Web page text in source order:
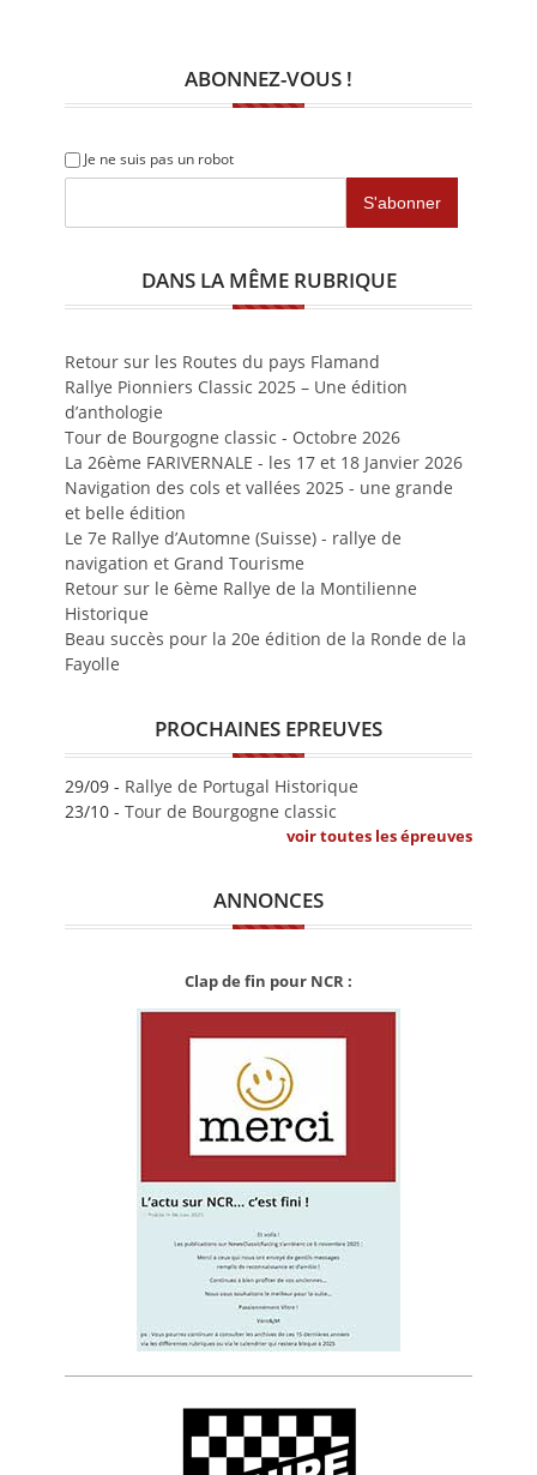
ABONNEZ-VOUS !
Je ne suis pas un robot
DANS LA MÊME RUBRIQUE
Retour sur les Routes du pays Flamand
Rallye Pionniers Classic 2025 – Une édition
d’anthologie
Tour de Bourgogne classic - Octobre 2026
La 26ème FARIVERNALE - les 17 et 18 Janvier 2026
Navigation des cols et vallées 2025 - une grande
et belle édition
Le 7e Rallye d’Automne (Suisse) - rallye de
navigation et Grand Tourisme
Retour sur le 6ème Rallye de la Montilienne
Historique
Beau succès pour la 20e édition de la Ronde de la
Fayolle
PROCHAINES EPREUVES
29/09 - Rallye de Portugal Historique
23/10 - Tour de Bourgogne classic
voir toutes les épreuves
ANNONCES
Clap de fin pour NCR :